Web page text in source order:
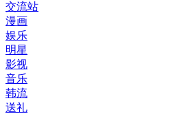
交流站
漫画
娱乐
明星
影视
音乐
韩流
送礼